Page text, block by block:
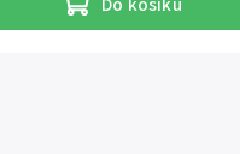
LCD displeji. Pro rychlý tisk z médií je
disponuje...